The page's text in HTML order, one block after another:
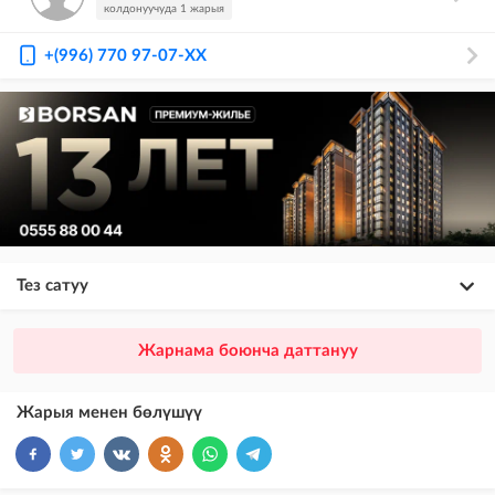
колдонуучуда 1 жарыя
+(996) 770 97-07-XX
Тез сатуу
VIP жарыялардын үстүнө жарыя жайгаштыруу + Instagramдагы акы
бекер жарыялардын үстүнө жарыя жайгаштыруу
Жарнама боюнча даттануу
Жарыя менен бөлүшүү